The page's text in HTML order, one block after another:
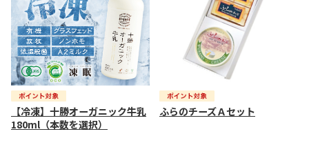
【冷凍】十勝オーガニック牛乳
180ml（本数を選択）
ふらのチーズＡセット